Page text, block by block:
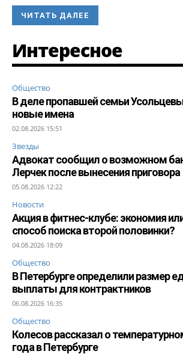
ЧИТАТЬ ДАЛЕЕ
Интересное
Общество
В деле пропавшей семьи
новые имена
02.08.2026 15:51
Звезды
Адвокат сообщил о возможном
Лерчек после вынесения приговора
05.08.2026 12:22
Новости
Акция в фитнес-клубе: экономия
способ поиска второй половинки?
04.08.2026 18:09
Общество
В Петербурге определили размер
выплаты для контрактников
06.08.2026 16:35
Общество
Колесов рассказал о
года в Петербурге